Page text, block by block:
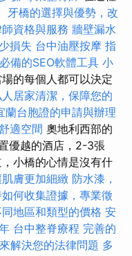
牙橋的選擇與優勢，改
資格與服務 牆壁漏水
損失 台中油壓按摩 指
必備的SEO軟體工具 小
的每個人都可以決定
居家清潔，保障您的
蘭台胞證的申請與辦理
適空間 奧地利西部的
優越的酒店，2-3張
小橋的心情是沒有什
膚更加細緻 防水漆，
何收集證據，專業徵
地區和類型的價格 安
台中整脊療程 完善的
解決您的法律問題 多